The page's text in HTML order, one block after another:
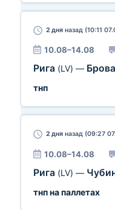
2 дня назад (10:11
10.08–14.08
Рига (LV) —
тнп
2 дня назад (09:27
10.08–14.08
Рига (LV) —
тнп на паллетах